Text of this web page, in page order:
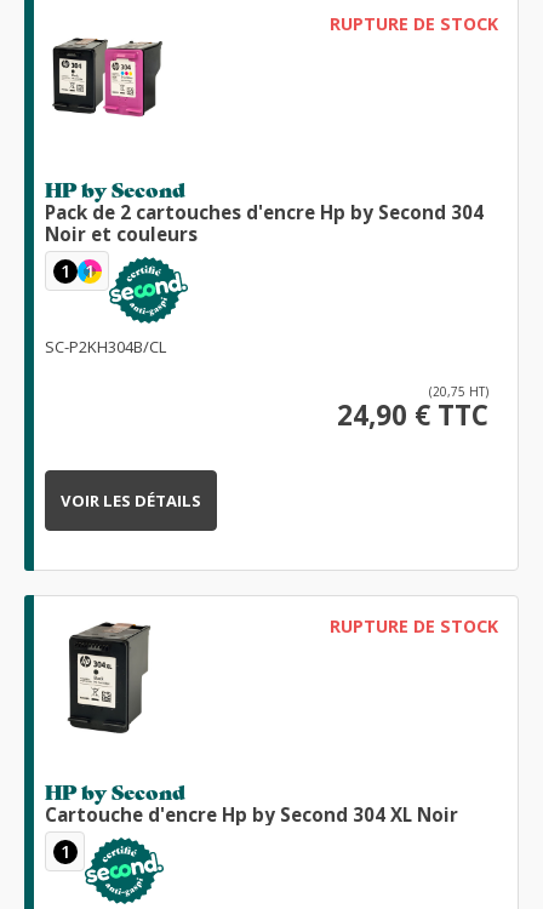
RUPTURE DE STOCK
HP by Second
Pack de 2 cartouches d'encre Hp by Second 304
Noir et couleurs
1 1
SC-P2KH304B/CL
(20,75 HT)
24,90 € TTC
VOIR LES DÉTAILS
RUPTURE DE STOCK
HP by Second
Cartouche d'encre Hp by Second 304 XL Noir
1